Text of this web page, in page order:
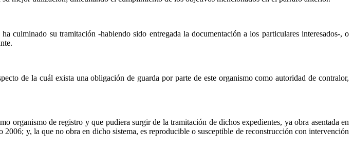
culminado su tramitación -habiendo sido entregada la documentación a los particulares interesados-, o
de la cuál exista una obligación de guarda por parte de este organismo como autoridad de contralor,
organismo de registro y que pudiera surgir de la tramitación de dichos expedientes, ya obra asentada en
2006; y, la que no obra en dicho sistema, es reproducible o susceptible de reconstrucción con intervención